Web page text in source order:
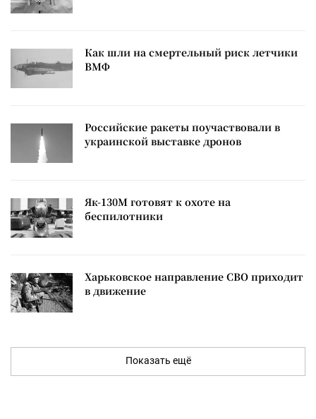
Как шли на смертельный риск летчики
ВМФ
Российские ракеты поучаствовали в
украинской выставке дронов
Як-130М готовят к охоте на
беспилотники
Харьковское направление СВО приходит
в движение
Показать ещё